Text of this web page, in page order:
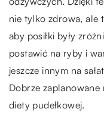
nie tylko zdrowa, ale
aby posiłki były
postawić na ryby i
jeszcze innym na
Dobrze
diety pudełkowej.